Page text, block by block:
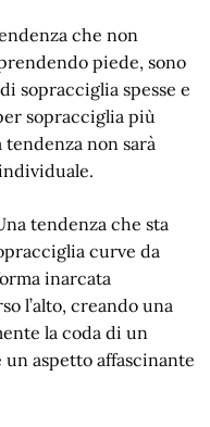
che non
piede, sono
sopracciglia spesse e
sopracciglia più
non sarà
tendenza che sta
curve da
inarcata
l’alto, creando una
la coda di un
aspetto affascinante